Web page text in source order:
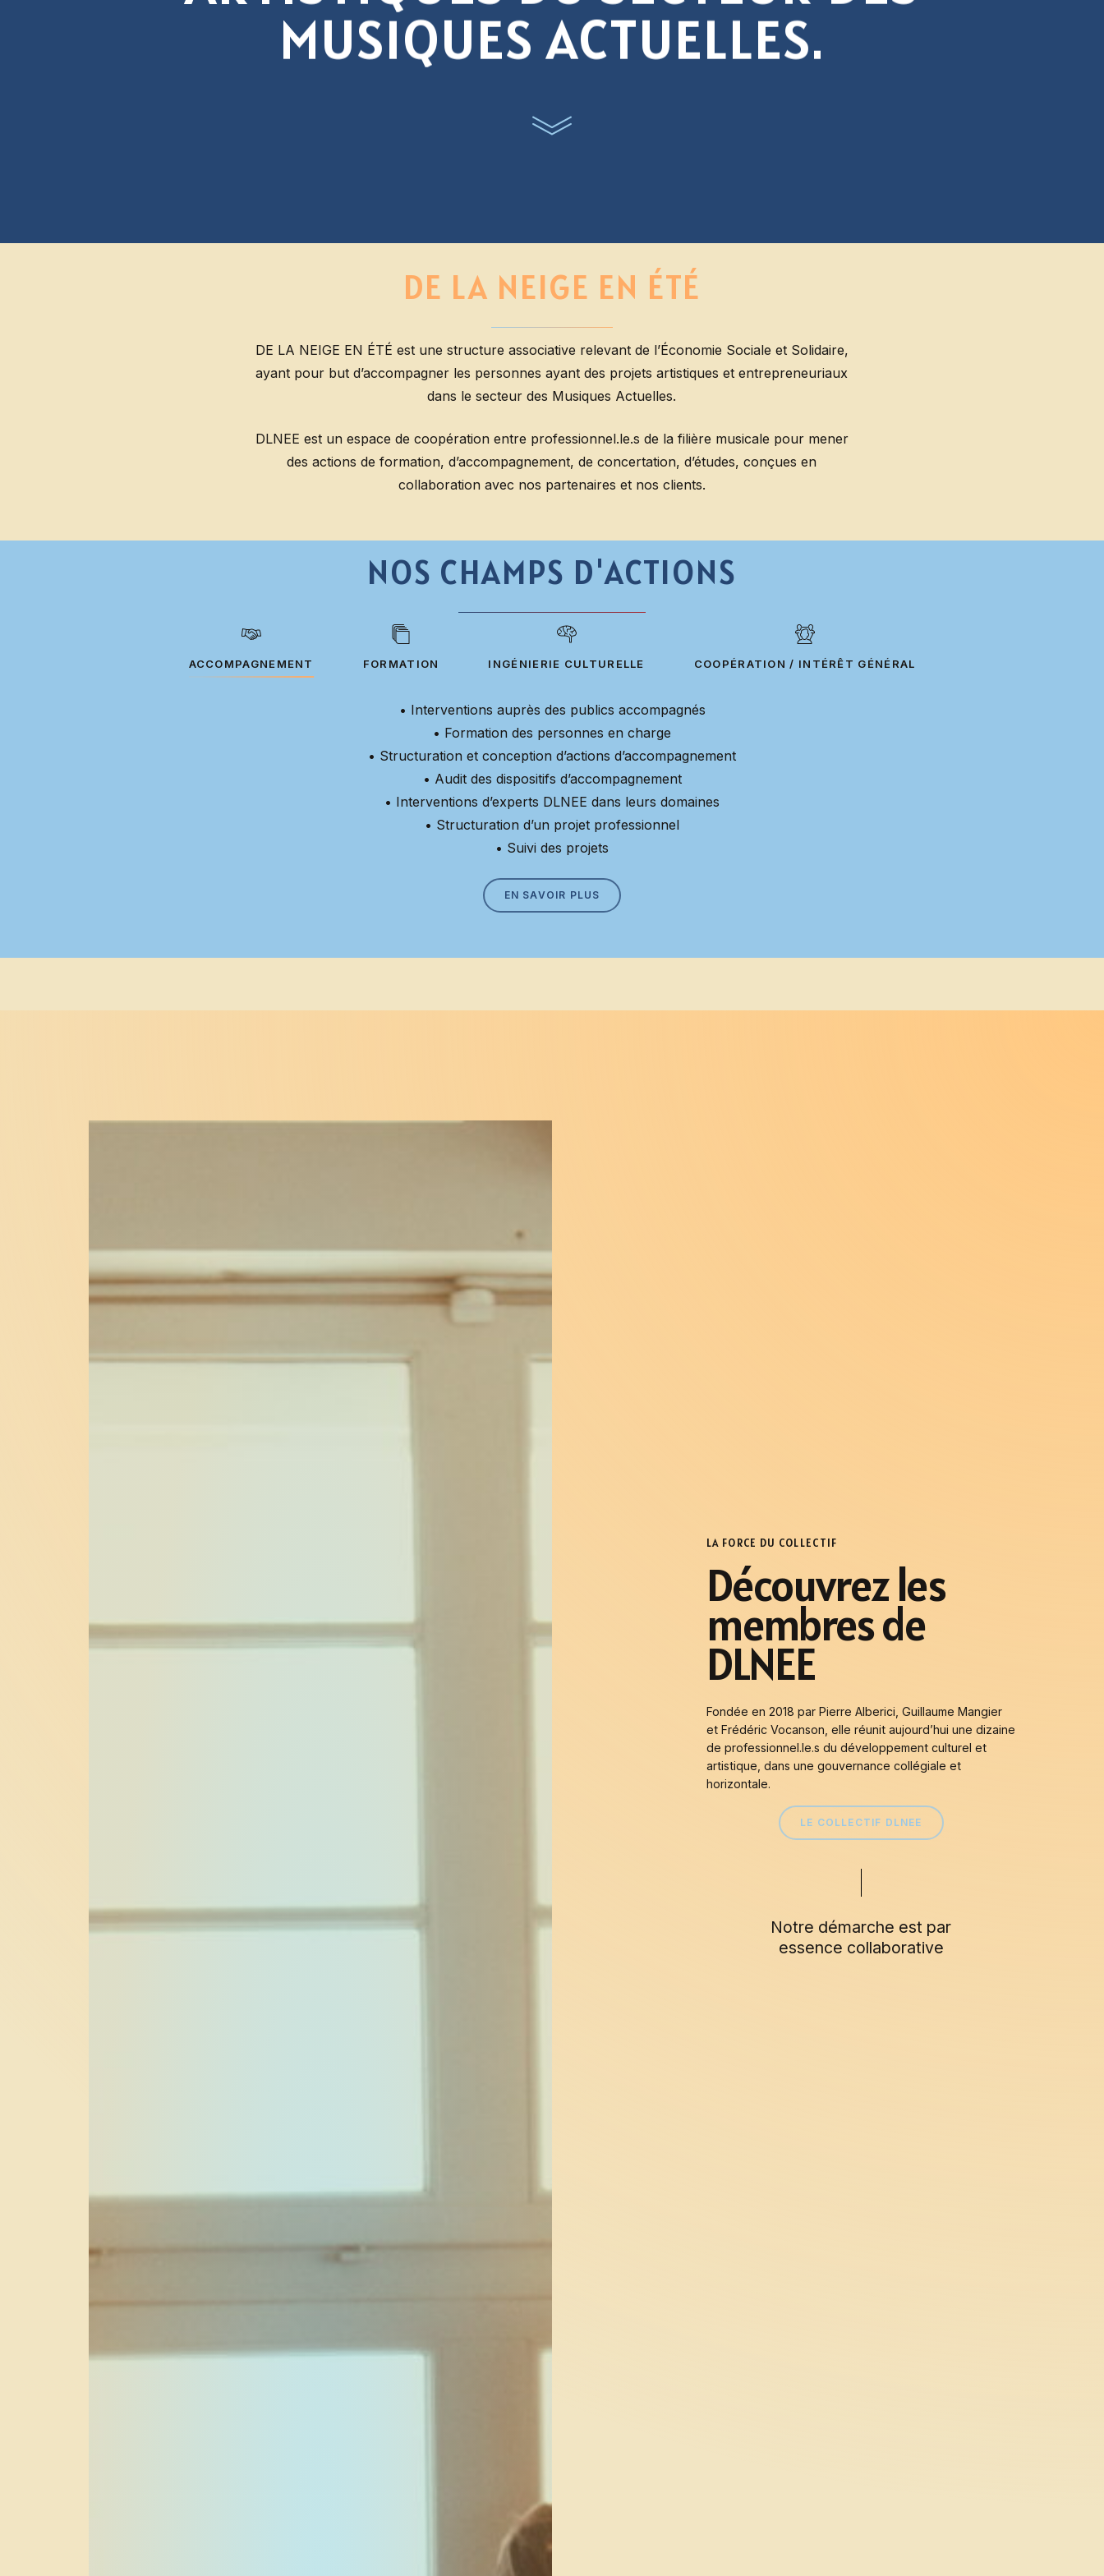
MUSIQUES ACTUELLES.
DE LA NEIGE EN ÉTÉ
DE LA NEIGE EN ÉTÉ est une structure associative relevant de l’Économie Sociale et Solidaire,
ayant pour but d’accompagner les personnes ayant des projets artistiques et entrepreneuriaux
dans le secteur des Musiques Actuelles.
DLNEE est un espace de coopération entre professionnel.le.s de la filière musicale pour mener
des actions de formation, d’accompagnement, de concertation, d’études, conçues en
collaboration avec nos partenaires et nos clients.
NOS CHAMPS D'ACTIONS
ACCOMPAGNEMENT FORMATION INGÉNIERIE CULTURELLE COOPÉRATION / INTÉRÊT GÉNÉRAL
• Interventions auprès des publics accompagnés
• Formation des personnes en charge
• Structuration et conception d’actions d’accompagnement
• Audit des dispositifs d’accompagnement
• Interventions d’experts DLNEE dans leurs domaines
• Structuration d’un projet professionnel
• Suivi des projets
EN SAVOIR PLUS
LA FORCE DU COLLECTIF
Découvrezles
membresde
DLNEE
Fondée en 2018 par Pierre Alberici, Guillaume Mangier
et Frédéric Vocanson, elle réunit aujourd’hui une dizaine
de professionnel.le.s du développement culturel et
artistique, dans une gouvernance collégiale et
horizontale.
LE COLLECTIF DLNEE
Notre démarche est par
essence collaborative